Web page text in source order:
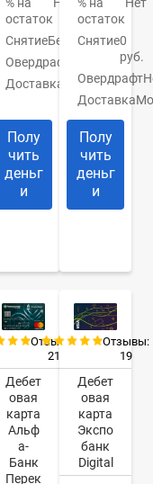
Нет
остаток
СнятиеБесплатно
Овердрафт
Доставка
банк
Полу
чить
деньг
и
остаток
Снятие0
руб.
Овердрафт
Доставка
Полу
чить
деньг
и
Отзывы:
21
Дебет
овая
карта
Альф
а-
Банк
Перек
Отзывы:
19
Дебет
овая
карта
Экспо
банк
Digital